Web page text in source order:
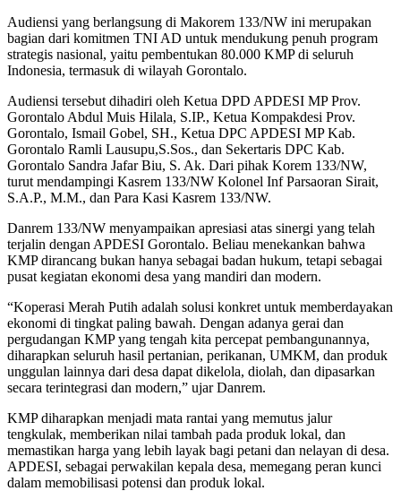
Audiensi yang berlangsung di Makorem 133/NW ini merupakan
bagian dari komitmen TNI AD untuk mendukung penuh program
strategis nasional, yaitu pembentukan 80.000 KMP di seluruh
Indonesia, termasuk di wilayah Gorontalo.
Audiensi tersebut dihadiri oleh Ketua DPD APDESI MP Prov.
Gorontalo Abdul Muis Hilala, S.IP., Ketua Kompakdesi Prov.
Gorontalo, Ismail Gobel, SH., Ketua DPC APDESI MP Kab.
Gorontalo Ramli Lausupu,S.Sos., dan Sekertaris DPC Kab.
Gorontalo Sandra Jafar Biu, S. Ak. Dari pihak Korem 133/NW,
turut mendampingi Kasrem 133/NW Kolonel Inf Parsaoran Sirait,
S.A.P., M.M., dan Para Kasi Kasrem 133/NW.
Danrem 133/NW menyampaikan apresiasi atas sinergi yang telah
terjalin dengan APDESI Gorontalo. Beliau menekankan bahwa
KMP dirancang bukan hanya sebagai badan hukum, tetapi sebagai
pusat kegiatan ekonomi desa yang mandiri dan modern.
“Koperasi Merah Putih adalah solusi konkret untuk memberdayakan
ekonomi di tingkat paling bawah. Dengan adanya gerai dan
pergudangan KMP yang tengah kita percepat pembangunannya,
diharapkan seluruh hasil pertanian, perikanan, UMKM, dan produk
unggulan lainnya dari desa dapat dikelola, diolah, dan dipasarkan
secara terintegrasi dan modern,” ujar Danrem.
KMP diharapkan menjadi mata rantai yang memutus jalur
tengkulak, memberikan nilai tambah pada produk lokal, dan
memastikan harga yang lebih layak bagi petani dan nelayan di desa.
APDESI, sebagai perwakilan kepala desa, memegang peran kunci
dalam memobilisasi potensi dan produk lokal.